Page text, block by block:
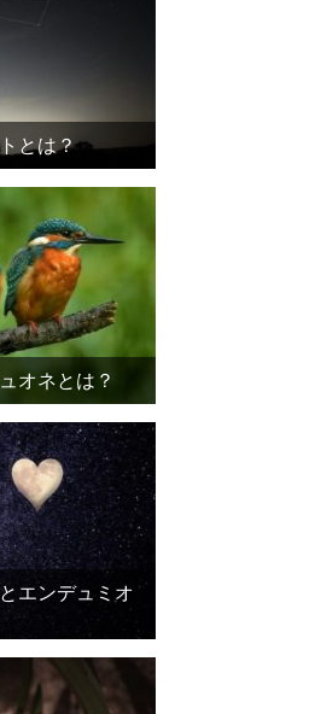
とは？
オネとは？
エンデュミオ